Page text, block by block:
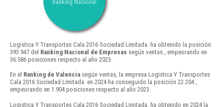
Ranking Nacional
Logistica Y Transportes Cala 2016 Sociedad Limitada. ha obtenido la posición
393.947 del Ranking Nacional de Empresas según ventas , empeorando en
36.586 posiciones respecto al año 2023.
En el Ranking de Valencia según ventas, la empresa Logistica Y Transportes
Cala 2016 Sociedad Limitada. en 2024 ha conseguido la posición 22.204 ,
empeorando en 1.904 posiciones respecto al año 2023.
Logistica Y Transportes Cala 2016 Sociedad Limitada. ha obtenido en 2024 la